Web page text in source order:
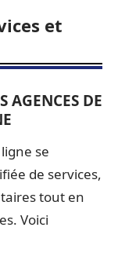
et
AGENCES DE
se
de services,
tout en
Voici